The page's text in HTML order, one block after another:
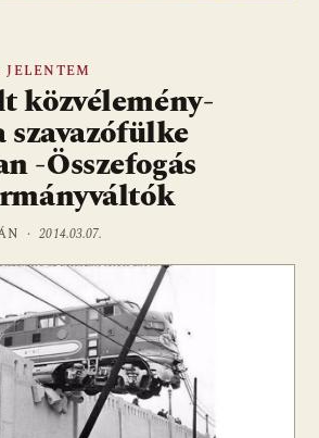
közvélemény-
szavazófülke
-Összefogás
·2014.03.07.